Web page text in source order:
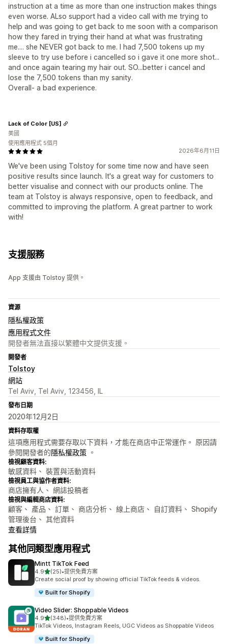
instruction at a time as more than one instruction makes things
even worse. ALso support had a video call with me trying to
help and was going to get back to me soon with a comparison
how they fared in trying their hand at what was frustrating
me.... she NEVER got back to me. I had 7,500 tokens up my
sleeve to try use before i cancelled so i gave it one more shot...
and once again tearing my hair out. SO...better i cancel and
lose the 7,500 tokens than my sanity.
Overall- a bad experience.
2026年6月11日
We've been using Tolstoy for some time now and have seen
positive results since launch. It's a great way for customers to
better visualise and connect with our products online. The
team at Tolstoy is always responsive, open to feedback, and
committed to improving the platform. A great partner to work
with!
Lack of Color [US]
美國
使用應用程式 5個月
支援服務
App 支援由 Tolstoy 提供。
資源
隱私權政策
應用程式文件
開發者無法直接以繁體中文提供支援。
開發者
Tolstoy
網站
Tel Aviv, Tel Aviv, 123456, IL
發布日期
2020年12月2日
資料存取權
這項應用程式需要存取以下資料，才能在商店中正常運作。 原因請
參閱開發者的隱私權政策 。
檢視顧客資料:
敏感資料、 裝置與活動資料
檢視員工與協作者資料:
商店擁有人、 網誌投稿者
檢視與編輯商店資料:
顧客、 產品、 訂單、 商店分析、 線上商店、 自訂資料、 Shopify
管理後台、 其他資料
查看詳情
其他同類型應用程式
Mintt TikTok Feed
4.9滿分 5 顆星
(25)
共有 25 則評價
•提供免費方案
Create social proof by showing official TikTok feeds & videos.
Built for Shopify
Video Slider: Shoppable Videos
4.9滿分 5 顆星
(348)
共有 348 則評價
•提供免費方案
TikTok Videos, Instagram Reels, UGC Videos as Shoppable Videos
Built for Shopify